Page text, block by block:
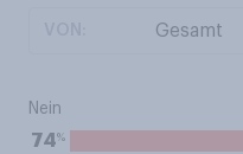
Nein
74%